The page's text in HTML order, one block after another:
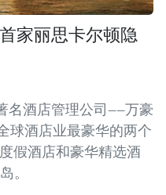
家丽思卡尔顿隐
名酒店管理公司——万豪
球酒店业最豪华的两个
假酒店和豪华精选酒
。